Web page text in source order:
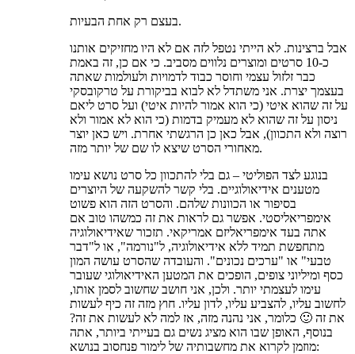
בעצם רק אחת הבעיות.
אבל ברצינות. לא הייתי נטפל לזה אם לא היו מחזיקים אותנו
כ-10 סרטים ומוצרים נלווים מסביב. כי אם כן, זה באמת
כבר זלזול עצמי וחוסר כבוד לדמויות ולעולמות שאתה
בעצמך יצרת. אני משתדל לא לבוא בביקורת על טרקובסקי
על זה שהוא איטי (כי הוא אמור להיות איטי) ועל סרט ליאם
ניסון על זה שהוא לא מעמיק בדמות (כי הוא לא אמור ולא
רוצה ולא התכוון), אבל כאן כן הרגשתי אחרת. ויש כאן יוצר
מאחורי הסרט שיצא לו שם של יותר מזה.
בנוגע לצד הפוליטי – גם בלי להתכוון כל סרט נושא עימו
מטענים אידיאולוגיים. בלי קשר להשקעה של היוצרים
בסיפור או הכוונות שלהם. והסרט הזה הוא פשוט
אימפריאליסטי. אפשר גם לראות את זה כמשהו טוב אם
אתה בעד אימפריאליזם אמריקאי. תזכור שאידיאולוגיה
מתחפשת תמיד ללא אידיאולוגיה, ל"נורמה", או ל"דבר
טבעי" או "ערכים נכונים". והעובדה שהסרט עושה המון
כסף ומיליוני צופים, הופכים את המטען האידיאולוגי שעובר
עימו לעצמתי יותר. ולכן, אני חושב שחשוב לסמן אותו,
לחשוב עליו, להצביע עליו, לדון עליו. חוץ מזה זה כיף לעשות
את זה 🙂 כלומר, אני נהנה מזה, אז למה לא לעשות את זה?
בנוסף, האופן שבו הוא מציג נשים גם בעייתי ביותר, אתה
מוזמן לקרוא את מחשבותיה של לימור פנחסוב בנושא: